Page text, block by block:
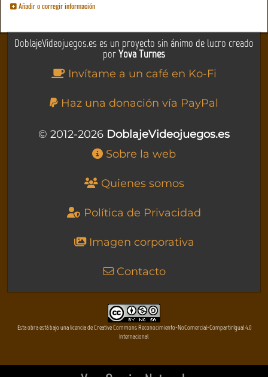
Añadir o corregir información
DoblajeVideojuegos.es es un proyecto sin ánimo de lucro creado
porYova Turnes
Invítame a un café en Ko-Fi
Haz una donación vía PayPal
© 2012-2026 DoblajeVideojuegos.es
Sobre la web
Quienes somos
Política de Privacidad
Imagen corporativa
Contacto
Esta obra está bajo una licencia de Creative Commons Reconocimiento-NoComercial-CompartirIgual 4.0
Internacional